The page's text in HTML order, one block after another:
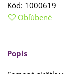
Kód: 1000619
Obľúbené
Popis